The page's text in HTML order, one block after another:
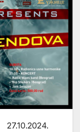
27.10.2024.